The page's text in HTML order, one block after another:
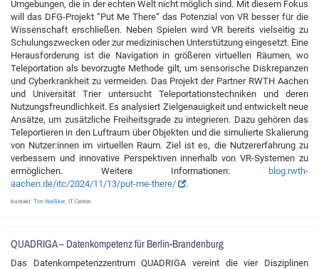
Umgebungen, die in der echten Welt nicht möglich sind. Mit diesem Fokus
will das DFG-Projekt “Put Me There“ das Potenzial von VR besser für die
Wissenschaft erschließen. Neben Spielen wird VR bereits vielseitig zu
Schulungszwecken oder zur medizinischen Unterstützung eingesetzt. Eine
Herausforderung ist die Navigation in größeren virtuellen Räumen, wo
Teleportation als bevorzugte Methode gilt, um sensorische Diskrepanzen
und Cyberkrankheit zu vermeiden. Das Projekt der Partner RWTH Aachen
und Universität Trier untersucht Teleportationstechniken und deren
Nutzungsfreundlichkeit. Es analysiert Zielgenauigkeit und entwickelt neue
Ansätze, um zusätzliche Freiheitsgrade zu integrieren. Dazu gehören das
Teleportieren in den Luftraum über Objekten und die simulierte Skalierung
von Nutzer:innen im virtuellen Raum. Ziel ist es, die Nutzererfahrung zu
verbessern und innovative Perspektiven innerhalb von VR-Systemen zu
ermöglichen. Weitere Informationen: blog.rwth-
aachen.de/itc/2024/11/13/put-me-there/
.
Kontakt: Tim Weißker , IT Center
QUADRIGA – Datenkompetenz für Berlin-Brandenburg
Das Datenkompetenzzentrum QUADRIGA vereint die vier Disziplinen